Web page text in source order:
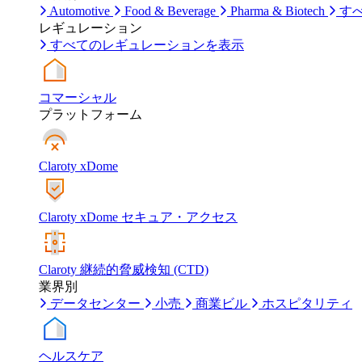
Automotive
Food & Beverage Pharma & Biotech
す
レギュレーション
すべてのレギュレーションを表示
コマーシャル
プラットフォーム
Claroty xDome
Claroty xDome セキュア・アクセス
Claroty 継続的脅威検知 (CTD)
業界別
データセンター
小売 商業ビル ホスピタリティ
ヘルスケア